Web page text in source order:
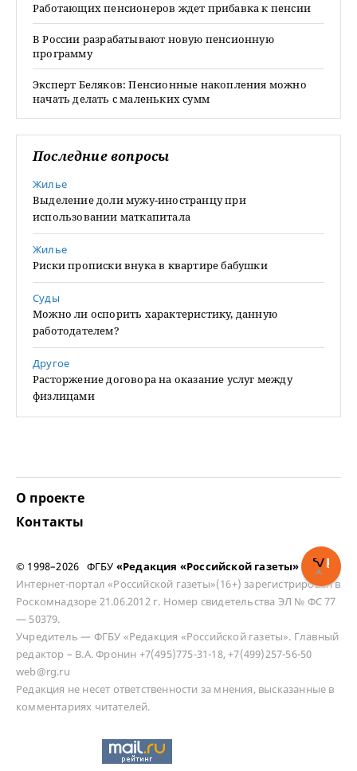
Работающих пенсионеров ждет прибавка к пенсии
В России разрабатывают новую пенсионную
программу
Эксперт Беляков: Пенсионные накопления можно
начать делать с маленьких сумм
Последние вопросы
Жилье
Выделение доли мужу-иностранцу при
использовании маткапитала
Жилье
Риски прописки внука в квартире бабушки
Суды
Можно ли оспорить характеристику, данную
работодателем?
Другое
Расторжение договора на оказание услуг между
физлицами
О проекте
Контакты
© 1998–2026 ФГБУ «Редакция «Российской газеты»
Интернет-портал «Российской газеты»(16+) зарегистрирован в
Роскомнадзоре 21.06.2012 г. Номер свидетельства ЭЛ № ФС 77
— 50379.
Учредитель — ФГБУ «Редакция «Российской газеты». Главный
редактор – В.А. Фронин +7(495)775-31-18, +7(499)257-56-50
web@rg.ru
Редакция не несет ответственности за мнения, высказанные в
комментариях читателей.